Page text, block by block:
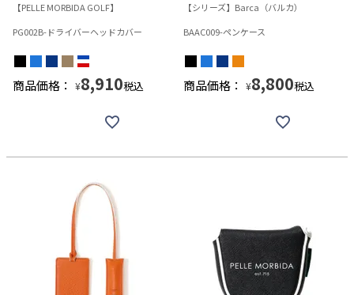
【PELLE MORBIDA GOLF】
PG002B-ドライバーヘッドカバー
商品価格： ¥8,910税込
【シリーズ】Barca（バルカ）
BAAC009-ペンケース
商品価格： ¥8,800税込